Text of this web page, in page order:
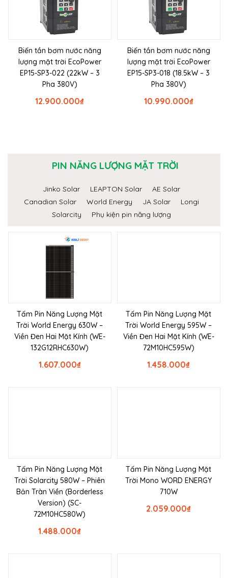
Biến tần bơm nước năng
lượng mặt trời EcoPower
EP15-SP3-022 (22kW – 3
Pha 380V)
₫
12.900.000
Biến tần bơm nước năng
lượng mặt trời EcoPower
EP15-SP3-018 (18.5kW – 3
Pha 380V)
₫
10.990.000
PIN NĂNG LƯỢNG MẶT TRỜI
Jinko Solar LEAPTON Solar
AE Solar
Canadian Solar
World Energy JA Solar
Longi
Solarcity
Phụ kiện pin năng lượng
Tấm Pin Năng Lượng Mặt
Trời World Energy 630W –
Viền Đen Hai Mặt Kính (WE-
132G12RHC630W)
₫
1.607.000
Tấm Pin Năng Lượng Mặt
Trời World Energy 595W –
Viền Đen Hai Mặt Kính (WE-
72M10HC595W)
₫
1.458.000
Tấm Pin Năng Lượng Mặt
Trời Solarcity 580W – Phiên
Bản Tràn Viền (Borderless
Version) (SC-
72M10HC580W)
₫
1.488.000
Tấm Pin Năng Lượng Mặt
Trời Mono WORD ENERGY
710W
₫
2.059.000